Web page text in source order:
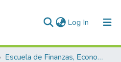
Log In (current)
Escuela de Finanzas, Economía y Gobierno